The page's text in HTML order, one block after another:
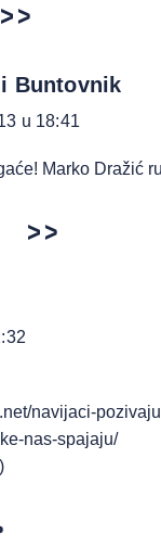
Buntovnik
u 18:41
Marko Dražić
navijaci-
nas-spajaju/